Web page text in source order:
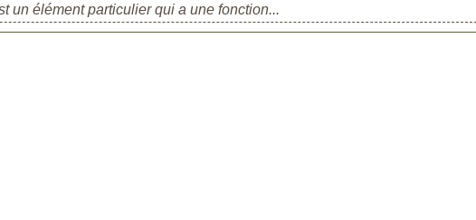
un élément particulier qui a une fonction...